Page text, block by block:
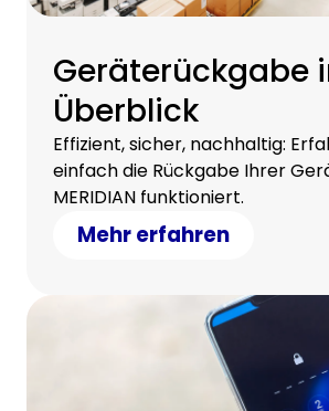
Geräterückgabe
Überblick
Effizient, sicher, nachhaltig:
einfach die Rückgabe Ihrer
MERIDIAN funktioniert.
Mehr erfahren